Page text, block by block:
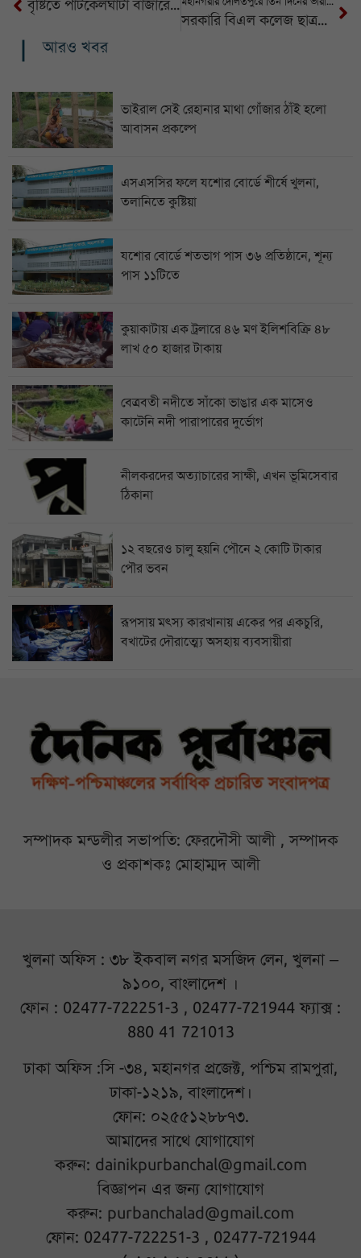
বৃষ্টিতে পাটকেলঘাটা বাজারের সড়ক চলাচলের অনুপযোগী, দুর্ভোগে মানুষ
সরকারি বিএল কলেজ ছাত্রশিবিরের সভাপতি মাহী চৌধুরী, সেক্রেটারি আবুল কাশেম
আরও খবর
ভাইরাল সেই রেহানার মাথা গোঁজার ঠাঁই হলো
আবাসন প্রকল্পে
এসএসসির ফলে যশোর বোর্ডে শীর্ষে খুলনা,
তলানিতে কুষ্টিয়া
যশোর বোর্ডে শতভাগ পাস ৩৬ প্রতিষ্ঠানে, শূন্য
পাস ১১টিতে
কুয়াকাটায় এক ট্রলারে ৪৬ মণ ইলিশবিক্রি ৪৮
লাখ ৫০ হাজার টাকায়
বেত্রবতী নদীতে সাঁকো ভাঙার এক মাসেও
কাটেনি নদী পারাপারের দুর্ভোগ
নীলকরদের অত্যাচারের সাক্ষী, এখন ভূমিসেবার
ঠিকানা
১২ বছরেও চালু হয়নি পৌনে ২ কোটি টাকার
পৌর ভবন
রূপসায় মৎস্য কারখানায় একের পর একচুরি,
বখাটের দৌরাত্ম্যে অসহায় ব্যবসায়ীরা
সম্পাদক মন্ডলীর সভাপতি: ফেরদৌসী আলী , সম্পাদক
ও প্রকাশকঃ মোহাম্মদ আলী
খুলনা অফিস : ৩৮ ইকবাল নগর মসজিদ লেন, খুলনা –
৯১০০, বাংলাদেশ ।
ফোন : 02477-722251-3 , 02477-721944 ফ্যাক্স :
880 41 721013
ঢাকা অফিস :সি -৩৪, মহানগর প্রজেক্ট, পশ্চিম রামপুরা,
ঢাকা-১২১৯, বাংলাদেশ।
ফোন: ০২৫৫১২৮৮৭৩.
আমাদের সাথে যোগাযোগ
করুন: dainikpurbanchal@gmail.com
বিজ্ঞাপন এর জন্য যোগাযোগ
করুন: purbanchalad@gmail.com
ফোন: 02477-722251-3 , 02477-721944